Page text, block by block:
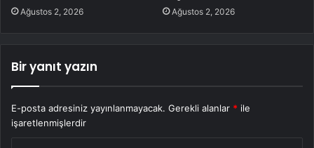
Ağustos 2, 2026 Ağustos 2, 2026
Bir yanıt yazın
E-posta adresiniz yayınlanmayacak. Gerekli alanlar * ile
işaretlenmişlerdir